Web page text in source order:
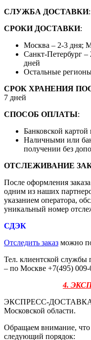
СЛУЖБА ДОСТАВКИ
СРОКИ ДОСТАВКИ:
Москва – 2-3 дня;
Санкт-Петербург –
дней
Остальные
СРОК ХРАНЕНИЯ
7 дней
СПОСОБ ОПЛАТЫ:
Банковской картой
Наличными или
получении без
ОТСЛЕЖИВАНИЕ
После оформления
одним из наших
указанием оператора,
уникальный номер
СДЭК
Отследить заказ можно
Тел. клиентской
– по Москве +7(495) 009-
4.
ЭКСПРЕСС-ДОСТАВКА
Московской области.
Обращаем внимание, что
следующий порядок: